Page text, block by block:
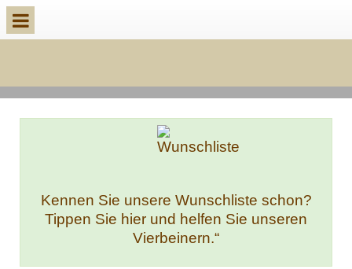
Kennen Sie unsere Wunschliste schon?
Tippen Sie hier und helfen Sie unseren
Vierbeinern.“